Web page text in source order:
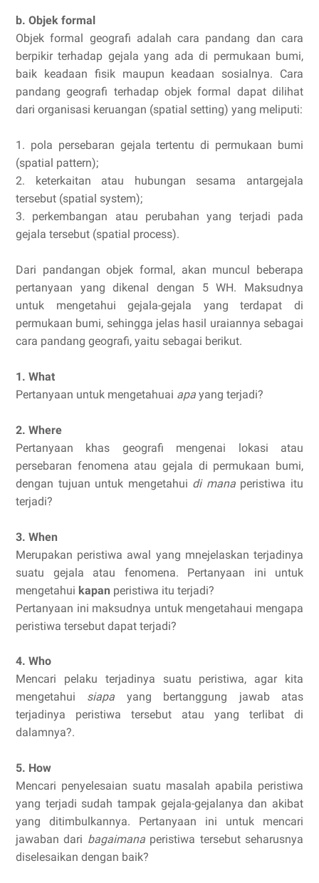
b. Objek formal
Objek formal geografi adalah cara pandang dan cara
berpikir terhadap gejala yang ada di permukaan bumi,
baik keadaan fisik maupun keadaan sosialnya. Cara
pandang geografi terhadap objek formal dapat dilihat
dari organisasi keruangan (spatial setting) yang meliputi:
1. pola persebaran gejala tertentu di permukaan bumi
(spatial pattern);
2. keterkaitan atau hubungan sesama antargejala
tersebut (spatial system);
3. perkembangan atau perubahan yang terjadi pada
gejala tersebut (spatial process).
Dari pandangan objek formal, akan muncul beberapa
pertanyaan yang dikenal dengan 5 WH. Maksudnya
untuk mengetahui gejala-gejala yang terdapat di
permukaan bumi, sehingga jelas hasil uraiannya sebagai
cara pandang geografi, yaitu sebagai berikut.
1. What
Pertanyaan untuk mengetahuai apa yang terjadi?
2. Where
Pertanyaan khas geografi mengenai lokasi atau
persebaran fenomena atau gejala di permukaan bumi,
dengan tujuan untuk mengetahui di manaperistiwa itu
terjadi?
3. When
Merupakan peristiwa awal yang mnejelaskan terjadinya
suatu gejala atau fenomena. Pertanyaan ini untuk
mengetahui kapan peristiwa itu terjadi?
Pertanyaan ini maksudnya untuk mengetahaui mengapa
peristiwa tersebut dapat terjadi?
4. Who
Mencari pelaku terjadinya suatu peristiwa, agar kita
mengetahui siapa yang bertanggung jawab atas
terjadinya peristiwa tersebut atau yang terlibat di
dalamnya?.
5. How
Mencari penyelesaian suatu masalah apabila peristiwa
yang terjadi sudah tampak gejala-gejalanya dan akibat
yang ditimbulkannya. Pertanyaan ini untuk mencari
jawaban dari bagaimanaperistiwa tersebut seharusnya
diselesaikan dengan baik?